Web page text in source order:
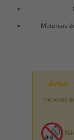
Materiais
Aviso:
menores